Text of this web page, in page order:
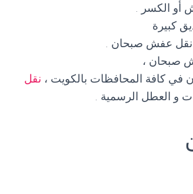
أو الكسر .
كبيرة
نقل عفش صبحان .
صبحان ،
نقل
و العطل الرسمية .